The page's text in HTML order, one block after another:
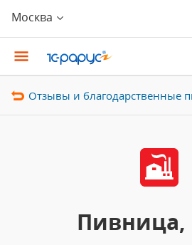
Москва
Отзывы и благодарственные